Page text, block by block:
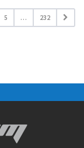
5 … 232